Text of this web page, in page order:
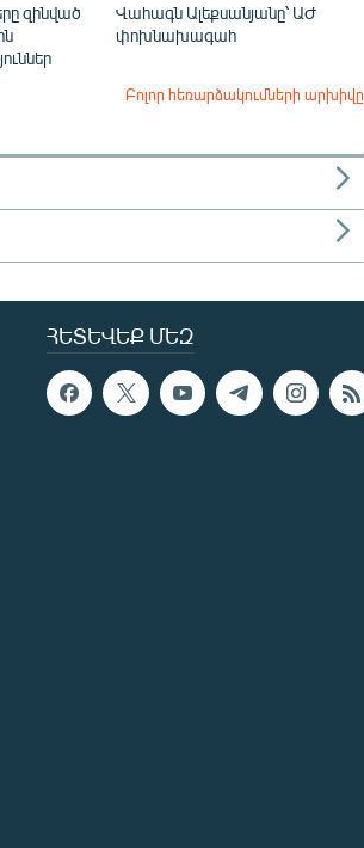
զինված
Վահագն Ալեքսանյանը՝ ԱԺ
փոխնախագահ
Բոլոր հեռարձակումների արխիվը
ՀԵՏԵՎԵՔ ՄԵԶ